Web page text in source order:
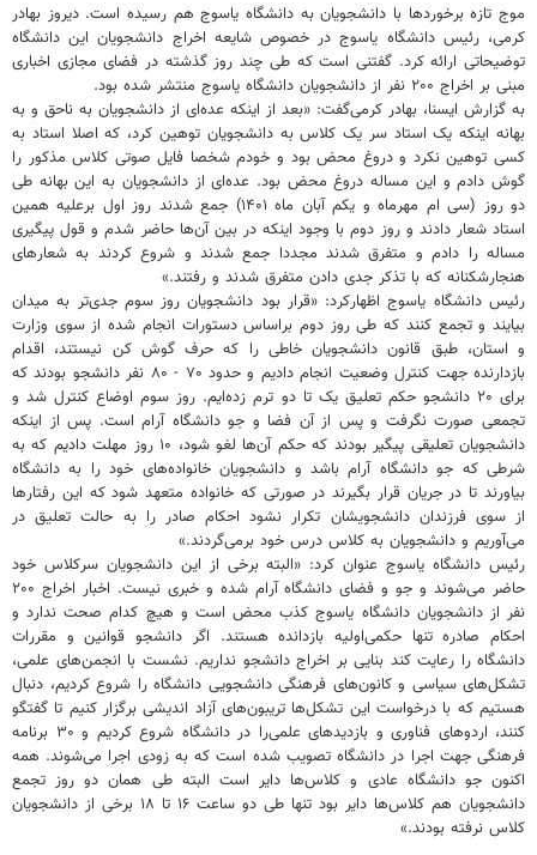
موج تازه برخوردها با دانشجویان به دانشگاه یاسوج هم رسیده است. دیروز بهادر
کرمی، رئیس دانشگاه یاسوج در خصوص شایعه اخراج دانشجویان این دانشگاه
توضیحاتی ارائه کرد. گفتنی است که طی چند روز گذشته در فضای مجازی اخباری
مبنی بر اخراج ۲۰۰ نفر از دانشجویان دانشگاه یاسوج منتشر شده بود.
به گزارش ایسنا، بهادر کرمی‌گفت: «بعد از اینکه عده‌ای از دانشجویان به ناحق و به
بهانه اینکه یک استاد سر یک کلاس به دانشجویان توهین کرد، که اصلا استاد به
کسی توهین نکرد و دروغ محض بود و خودم شخصا فایل صوتی کلاس مذکور را
گوش دادم و این مساله دروغ محض بود. عده‌ای از دانشجویان به این بهانه طی
دو روز (سی ام مهرماه و یکم آبان ماه ۱۴۰۱) جمع شدند روز اول برعلیه همین
استاد شعار دادند و روز دوم با وجود اینکه در بین آن‌ها حاضر شدم و قول پیگیری
مساله را دادم و متفرق شدند مجددا جمع شدند و شروع کردند به شعارهای
هنجارشکنانه که با تذکر جدی دادن متفرق شدند و رفتند.»
رئیس دانشگاه یاسوج اظهارکرد: «قرار بود دانشجویان روز سوم جدی‌تر به میدان
بیایند و تجمع کنند که طی روز دوم براساس دستورات انجام شده از سوی وزارت
و استان، طبق قانون دانشجویان خاطی را که حرف گوش کن نیستند، اقدام
بازدارنده جهت کنترل وضعیت انجام دادیم و حدود ۷۰ - ۸۰ نفر دانشجو بودند که
برای ۲۰ دانشجو حکم تعلیق یک تا دو ترم زده‌ایم. روز سوم اوضاع کنترل شد و
تجمعی صورت نگرفت و پس از آن فضا و جو دانشگاه آرام است. پس از اینکه
دانشجویان تعلیقی پیگیر بودند که حکم آن‌ها لغو شود، ۱۰ روز مهلت دادیم که به
شرطی که جو دانشگاه آرام باشد و دانشجویان خانواده‌های خود را به دانشگاه
بیاورند تا در جریان قرار بگیرند در صورتی که خانواده متعهد شود که این رفتارها
از سوی فرزندان دانشجویشان تکرار نشود احکام صادر را به حالت تعلیق در
می‌آوریم و دانشجویان به کلاس درس خود برمی‌گردند.»
رئیس دانشگاه یاسوج عنوان کرد: «البته برخی از این دانشجویان سرکلاس خود
حاضر می‌شوند و جو و فضای دانشگاه آرام شده و خبری نیست. اخبار اخراج ۲۰۰
نفر از دانشجویان دانشگاه یاسوج کذب محض است و هیچ کدام صحت ندارد و
احکام صادره تنها حکمی‌اولیه بازدانده هستند. اگر دانشجو قوانین و مقررات
دانشگاه را رعایت کند بنایی بر اخراج دانشجو نداریم. نشست با انجمن‌های علمی،
تشکل‌های سیاسی و کانون‌های فرهنگی دانشجویی دانشگاه را شروع کردیم، دنبال
هستیم که با درخواست این تشکل‌ها تریبون‌های آزاد اندیشی برگزار کنیم تا گفتگو
کنند، اردوهای فناوری و بازدیدهای علمی‌را در دانشگاه شروع کردیم و ۳۰ برنامه
فرهنگی جهت اجرا در دانشگاه تصویب شده است که به زودی اجرا می‌شوند. همه
اکنون جو دانشگاه عادی و کلاس‌ها دایر است البته طی همان دو روز تجمع
دانشجویان هم کلاس‌ها دایر بود تنها طی دو ساعت ۱۶ تا ۱۸ برخی از دانشجویان
کلاس نرفته بودند.»